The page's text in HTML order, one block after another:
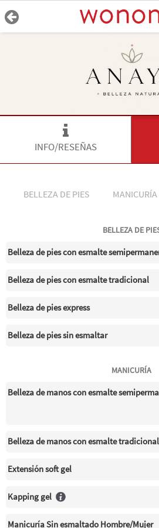
INFO/RESEÑAS
BELLEZA DE PIES MANICURÍA
BELLEZA DE
Belleza de pies con esmalte
Belleza de pies con esmalte tradicional
Belleza de pies express
Belleza de pies sin esmaltar
MANICURÍA
Belleza de manos con esmalte
Belleza de manos con esmalte tradicional
Extensión soft gel
Kapping gel
Manicuría Sin esmaltado Hombre/Mujer